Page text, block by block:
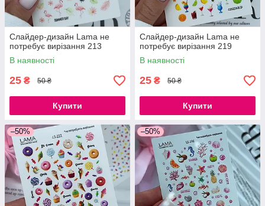
Слайдер-дизайн Lama не
потребує вирізання 213
В наявності
25 ₴ 50 ₴
Купити
Слайдер-дизайн Lama не
потребує вирізання 219
В наявності
25 ₴ 50 ₴
Купити
–50% –50%